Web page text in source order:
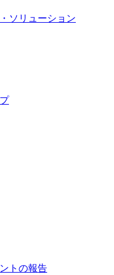
ソリューション
トの報告